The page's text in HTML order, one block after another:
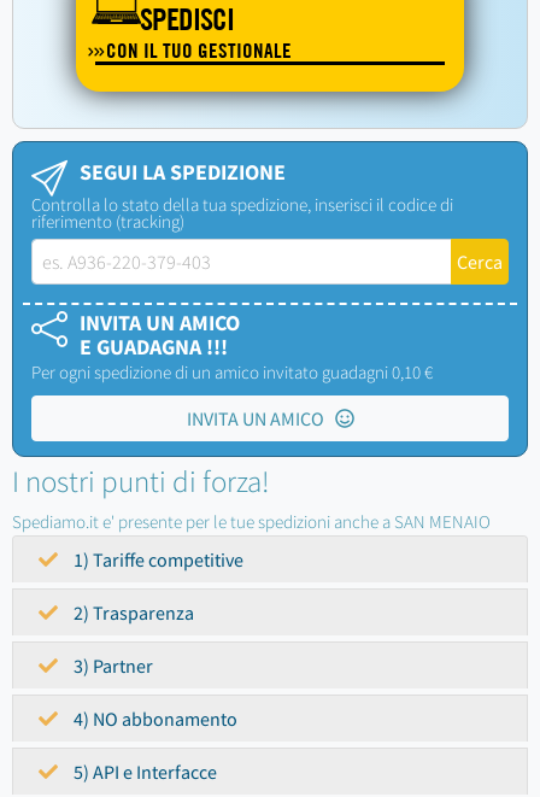
SPEDISCI
CON IL TUO GESTIONALE
SEGUI LA SPEDIZIONE
Controlla lo stato della tua spedizione, inserisci il codice di
riferimento (tracking)
INVITA UN AMICO
E GUADAGNA !!!
Per ogni spedizione di un amico invitato guadagni 0,10 €
INVITA UN AMICO
I nostri punti di forza!
Spediamo.it e' presente per le tue spedizioni anche a SAN MENAIO
1) Tariffe competitive
2) Trasparenza
3) Partner
4) NO abbonamento
5) API e Interfacce